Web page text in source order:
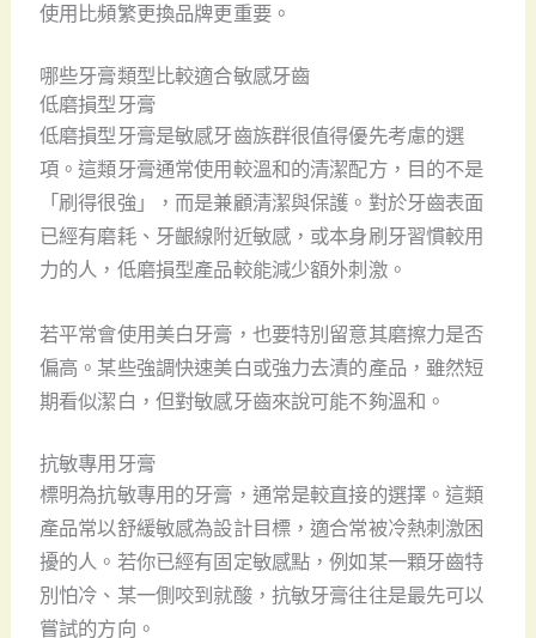
使用比頻繁更換品牌更重要。
哪些牙膏類型比較適合敏感牙齒
低磨損型牙膏
低磨損型牙膏是敏感牙齒族群很值得優先考慮的選
項。這類牙膏通常使用較溫和的清潔配方，目的不是
「刷得很強」，而是兼顧清潔與保護。對於牙齒表面
已經有磨耗、牙齦線附近敏感，或本身刷牙習慣較用
力的人，低磨損型產品較能減少額外刺激。
若平常會使用美白牙膏，也要特別留意其磨擦力是否
偏高。某些強調快速美白或強力去漬的產品，雖然短
期看似潔白，但對敏感牙齒來說可能不夠溫和。
抗敏專用牙膏
標明為抗敏專用的牙膏，通常是較直接的選擇。這類
產品常以舒緩敏感為設計目標，適合常被冷熱刺激困
擾的人。若你已經有固定敏感點，例如某一顆牙齒特
別怕冷、某一側咬到就酸，抗敏牙膏往往是最先可以
嘗試的方向。